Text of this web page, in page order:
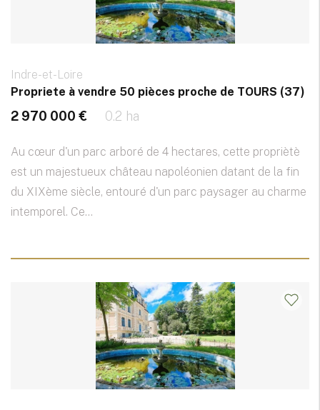
Indre-et-Loire
Propriete à vendre 50 pièces proche de TOURS (37)
2 970 000 € 0.2 ha
Au cœur d'un parc arboré de 4 hectares, cette propriètè
est un majestueux château napoléonien datant de la fin
du XIXème siècle, entouré d'un parc paysager au charme
intemporel. Ce...